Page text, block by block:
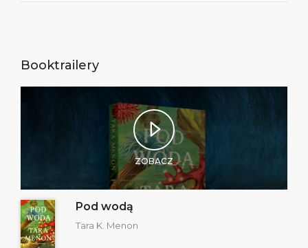
Booktrailery
ZOBACZ
Pod wodą
Tara K. Menon